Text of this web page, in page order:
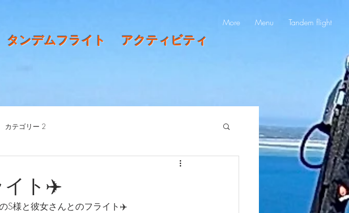
Tandem flight
Menu
More
タンデムフライト アクティビティ
カテゴリー 2
イト✈️
S様と彼女さんとのフライト✈️